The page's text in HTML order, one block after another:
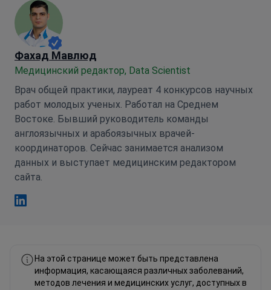
Фахад Мавлюд
Медицинский редактор, Data Scientist
Врач общей практики, лауреат 4 конкурсов научных
работ молодых ученых. Работал на Среднем
Востоке. Бывший руководитель команды
англоязычных и арабоязычных врачей-
координаторов. Сейчас занимается анализом
данных и выступает медицинским редактором
сайта.
На этой странице может быть представлена
информация, касающаяся различных заболеваний,
методов лечения и медицинских услуг, доступных в